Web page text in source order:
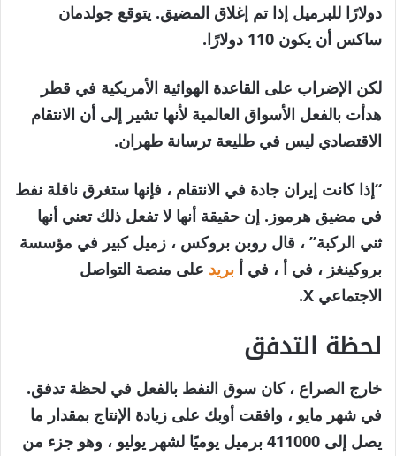
دولارًا للبرميل إذا تم إغلاق المضيق. يتوقع جولدمان
ساكس أن يكون 110 دولارًا.
لكن الإضراب على القاعدة الهوائية الأمريكية في قطر
هدأت بالفعل الأسواق العالمية لأنها تشير إلى أن الانتقام
الاقتصادي ليس في طليعة ترسانة طهران.
“إذا كانت إيران جادة في الانتقام ، فإنها ستغرق ناقلة نفط
في مضيق هرموز. إن حقيقة أنها لا تفعل ذلك تعني أنها
ثني الركبة” ، قال روبن بروكس ، زميل كبير في مؤسسة
بروكينغز ، في أ ، في أ بريد على منصة التواصل
الاجتماعي X.
لحظة التدفق
خارج الصراع ، كان سوق النفط بالفعل في لحظة تدفق.
في شهر مايو ، وافقت أوبك على زيادة الإنتاج بمقدار ما
يصل إلى 411000 برميل يوميًا لشهر يوليو ، وهو جزء من